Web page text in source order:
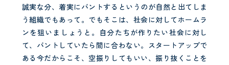
誠実な分、着実にバントするというのが自然と出てしま
う組織でもあって。でもそこは、社会に対してホームラ
ンを狙いましょうと。自分たちが作りたい社会に対し
て、バントしていたら間に合わない。スタートアップで
ある今だからこそ、空振りしてもいい、振り抜くことを